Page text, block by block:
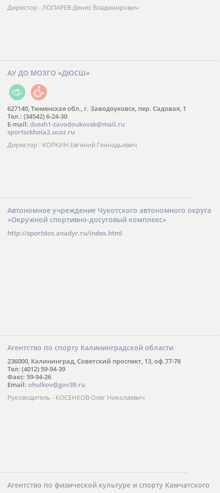
Директор - ЛОПАРЕВ Денис Владимирович
АУ ДО МОЗГО «ДЮСШ»
627140, Тюменская обл., г. Заводоуковск, пер. Садовая, 1
Тел.: (34542) 6-24-30
​E-mail: dussh1-zavodoukovsk@mail.ru
sportsckhola2.ucoz.ru
Директор - КОРКИН Евгений Геннадьевич
Автономное учреждение Чукотского автономного округа
«Окружной спортивно-досуговый комплекс»
http://sportdos.anadyr.ru/index.html
Агентство по спорту Калининградской области
236000, Калининград, Советский проспект, 13, оф.77-78
Тел: (4012) 59-94-39
Факс: 59-94-26
Email: ohulkov@gov39.ru
Руководитель - КОСЕНКОВ Олег Николаевич
Агентство по физической культуре и спорту Камчатского